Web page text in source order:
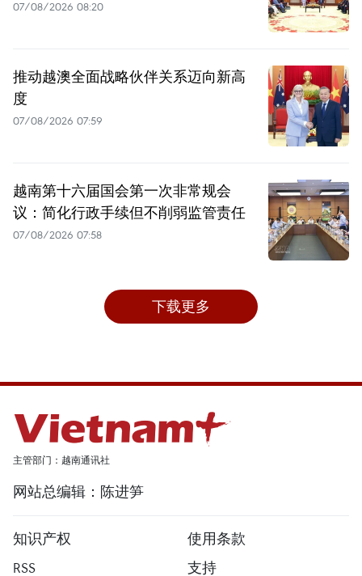
07/08/2026 08:20
推动越澳全面战略伙伴关系迈向新高
度
07/08/2026 07:59
越南第十六届国会第一次非常规会
议：简化行政手续但不削弱监管责任
07/08/2026 07:58
下载更多
主管部门：越南通讯社
网站总编辑：陈进笋
知识产权
使用条款
RSS
支持